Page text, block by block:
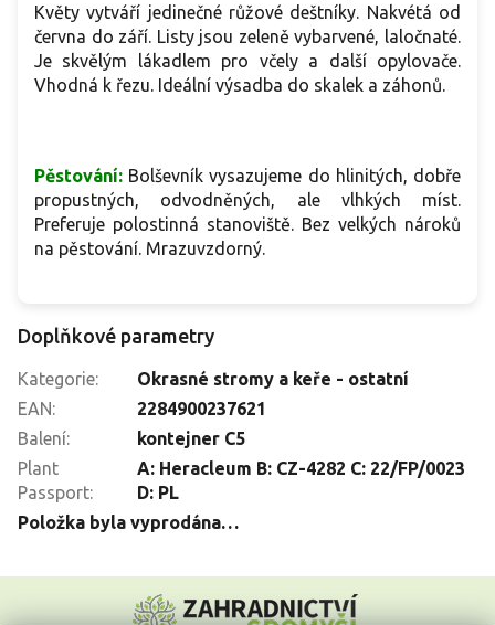
Květy vytváří jedinečné růžové deštníky. Nakvétá od
června do září. Listy jsou zeleně vybarvené, laločnaté.
Je skvělým lákadlem pro včely a další opylovače.
Vhodná k řezu. Ideální výsadba do skalek a záhonů.
Pěstování: Bolševník vysazujeme do hlinitých, dobře
propustných, odvodněných, ale vlhkých míst.
Preferuje polostinná stanoviště. Bez velkých nároků
na pěstování. Mrazuvzdorný.
Doplňkové parametry
Kategorie:
Okrasné stromy a keře - ostatní
EAN:
2284900237621
Balení:
kontejner C5
Plant
Passport:
A: Heracleum B: CZ-4282 C: 22/FP/0023
D: PL
Položka byla vyprodána…